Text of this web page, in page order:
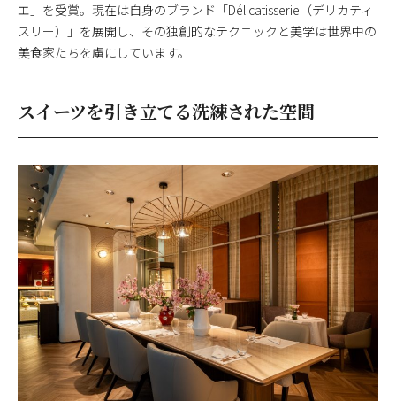
エ」を受賞。現在は自身のブランド「Délicatisserie（デリカティ
スリー）」を展開し、その独創的なテクニックと美学は世界中の
美食家たちを虜にしています。
スイーツを引き立てる洗練された空間